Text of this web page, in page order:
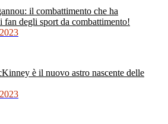
il combattimento che ha
fan degli sport da combattimento!
è il nuovo astro nascente delle